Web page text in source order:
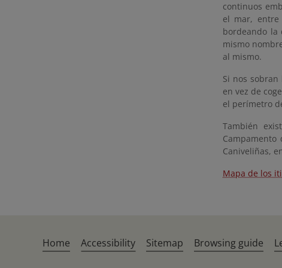
continuos
el mar, entre
bordeando la
mismo
al mismo.
Si nos
en vez de
el perímetro
También
Caniveliñas,
Mapa de los
Home Accessibility Sitemap Browsing guide